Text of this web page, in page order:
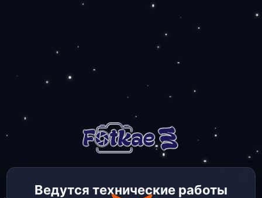
Ведутся технические работы